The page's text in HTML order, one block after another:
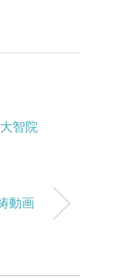
智院
動画